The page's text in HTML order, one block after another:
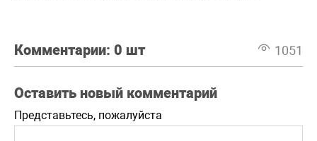
Комментарии: 0 шт 1051
Оставить новый комментарий
Представьтесь, пожалуйста